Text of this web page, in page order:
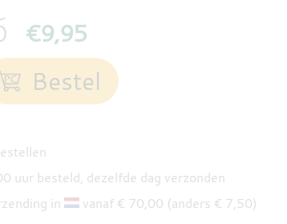
€9,95
uur besteld, dezelfde dag verzonden
in
vanaf € 70,00 (anders € 7,50)